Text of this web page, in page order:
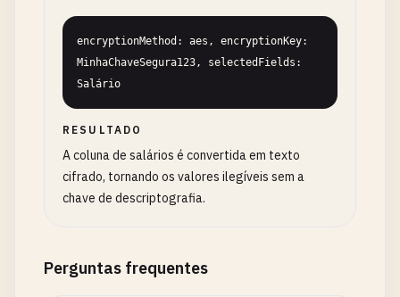
encryptionMethod: aes, encryptionKey:
MinhaChaveSegura123, selectedFields:
Salário
RESULTADO
A coluna de salários é convertida em texto
cifrado, tornando os valores ilegíveis sem a
chave de descriptografia.
Perguntas frequentes